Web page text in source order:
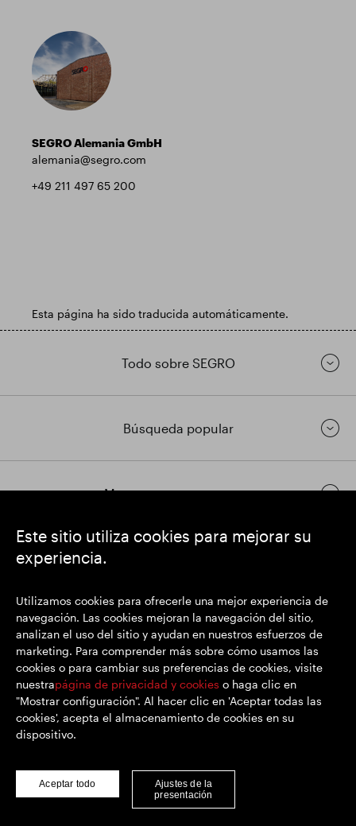
Este sitio utiliza cookies para mejorar su
experiencia.
Utilizamos cookies para ofrecerle una mejor experiencia de
navegación. Las cookies mejoran la navegación del sitio,
analizan el uso del sitio y ayudan en nuestros esfuerzos de
marketing. Para comprender más sobre cómo usamos las
cookies o para cambiar sus preferencias de cookies, visite
nuestrapágina de privacidad y cookies o haga clic en
"Mostrar configuración". Al hacer clic en 'Aceptar todas las
cookies', acepta el almacenamiento de cookies en su
dispositivo.
Aceptar todo
Ajustes de la
presentación
SEGRO Alemania GmbH
alemania@segro.com
+49 211 497 65 200
Esta página ha sido traducida automáticamente.
Todo sobre SEGRO
Búsqueda popular
Mantenerse en contacto
Domicilio social: 1 New Burlington Place, Londres W1S 2HR
Número de registro del Reino Unido 167591
Lugar de registro: Inglaterra y Gales
© SEGRO 2022
Descargo de responsabilidad
Declaración sobre esclavitud y trata de personas